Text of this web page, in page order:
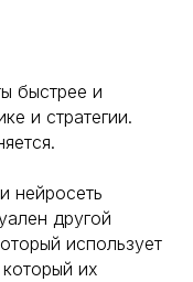
быстрее и
и стратегии.
нейросеть
другой
использует
их